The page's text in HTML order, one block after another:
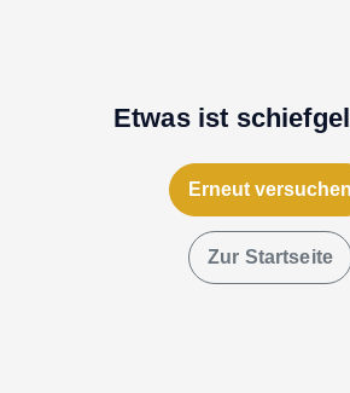
Etwas ist
Erneut versuchen
Zur Startseite